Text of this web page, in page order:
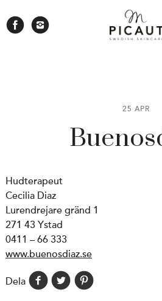
25 APR
Hudterapeut
Cecilia Diaz
Lurendrejare gränd 1
271 43 Ystad
0411 – 66 333
www.buenosdiaz.se
Dela